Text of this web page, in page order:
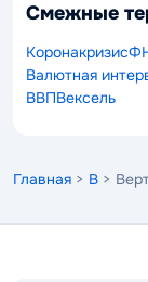
Смежные
Коронакризис
Валютная
ВВПВексель
Главная > В >